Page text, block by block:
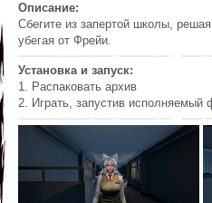
Описание:
Сбегите из запертой школы,
убегая от Фрейи.
Установка и запуск:
1. Распаковать архив
2. Играть, запустив исполняемый